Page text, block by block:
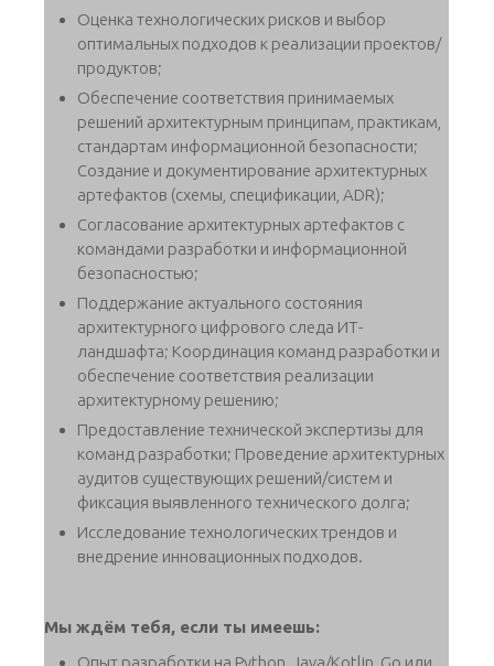
Оценка технологических рисков и выбор
оптимальных подходов к реализации проектов/
продуктов;
Обеспечение соответствия принимаемых
решений архитектурным принципам, практикам,
стандартам информационной безопасности;
Создание и документирование архитектурных
артефактов (схемы, спецификации, ADR);
Согласование архитектурных артефактов с
командами разработки и информационной
безопасностью;
Поддержание актуального состояния
архитектурного цифрового следа ИТ-
ландшафта; Координация команд разработки и
обеспечение соответствия реализации
архитектурному решению;
Предоставление технической экспертизы для
команд разработки; Проведение архитектурных
аудитов существующих решений/систем и
фиксация выявленного технического долга;
Исследование технологических трендов и
внедрение инновационных подходов.
Мы ждём тебя, если ты имеешь:
Опыт разработки на Python, Java/Kotlin, Go или